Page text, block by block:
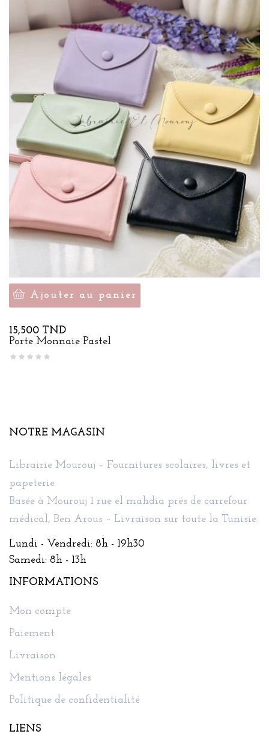
Ajouter au panier
Prix
15,500 TND
Porte Monnaie Pastel
NOTRE MAGASIN
Librairie Mourouj – Fournitures scolaires, livres et
papeterie.
Basée à Mourouj 1 rue el mahdia prés de carrefour
médical, Ben Arous – Livraison sur toute la Tunisie.
Lundi - Vendredi: 8h - 19h30
Samedi: 8h - 13h
INFORMATIONS
Mon compte
Paiement
Livraison
Mentions légales
Politique de confidentialité
LIENS